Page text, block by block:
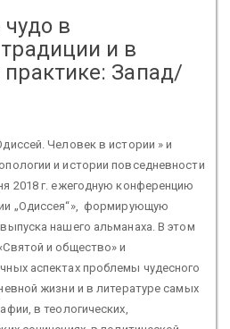
в
и в
Запад/
Человек в истории » и
и истории повседневности
2018 г. ежегодную конференцию
„Одиссея“», формирующую
нашего альманаха. В этом
и общество» и
аспектах проблемы чудесного
жизни и в литературе самых
в теологических,